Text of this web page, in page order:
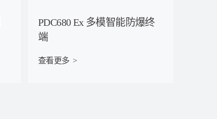
PDC680 Ex 多模智能防爆终
端
查看更多  >